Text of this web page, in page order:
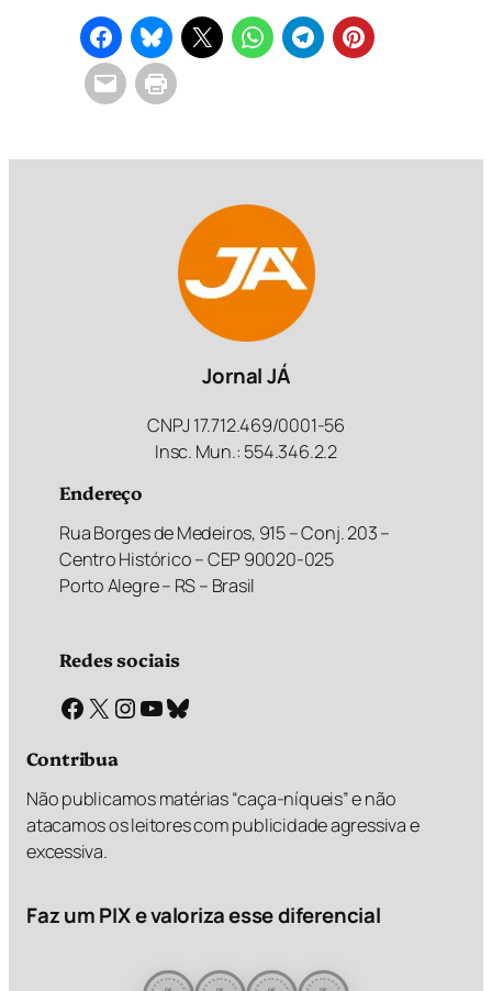
Jornal JÁ
CNPJ 17.712.469/0001-56
Insc. Mun.: 554.346.2.2
Endereço
Rua Borges de Medeiros, 915 – Conj. 203 –
Centro Histórico – CEP 90020-025
Porto Alegre – RS – Brasil
Redes sociais
Facebook X Instagram Youtube Bluesky
Contribua
Não publicamos matérias “caça-níqueis” e não
atacamos os leitores com publicidade agressiva e
excessiva.
Faz um PIX e valoriza esse diferencial